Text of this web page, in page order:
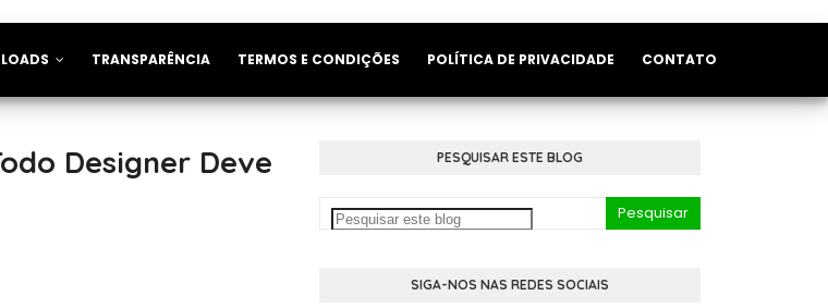
TRANSPARÊNCIA TERMOS E CONDIÇÕES POLÍTICA DE PRIVACIDADE CONTATO
Designer Deve
PESQUISAR ESTE BLOG
SIGA-NOS NAS REDES SOCIAIS